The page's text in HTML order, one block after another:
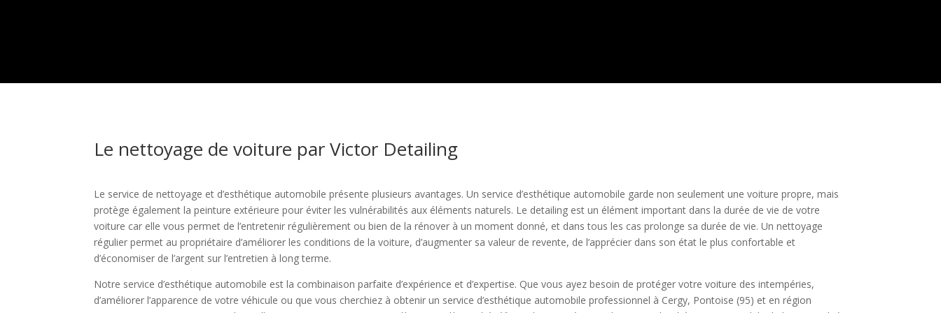
Le nettoyage de voiture par Victor Detailing
Le service de nettoyage et d’esthétique automobile présente plusieurs avantages. Un service d’esthétique automobile garde non seulement une voiture propre, mais
protège également la peinture extérieure pour éviter les vulnérabilités aux éléments naturels. Le detailing est un élément important dans la durée de vie de votre
voiture car elle vous permet de l’entretenir régulièrement ou bien de la rénover à un moment donné, et dans tous les cas prolonge sa durée de vie. Un nettoyage
régulier permet au propriétaire d’améliorer les conditions de la voiture, d’augmenter sa valeur de revente, de l’apprécier dans son état le plus confortable et
d’économiser de l’argent sur l’entretien à long terme.
Notre service d’esthétique automobile est la combinaison parfaite d’expérience et d’expertise. Que vous ayez besoin de protéger votre voiture des intempéries,
d’améliorer l’apparence de votre véhicule ou que vous cherchiez à obtenir un service d’esthétique automobile professionnel à Cergy, Pontoise (95) et en région